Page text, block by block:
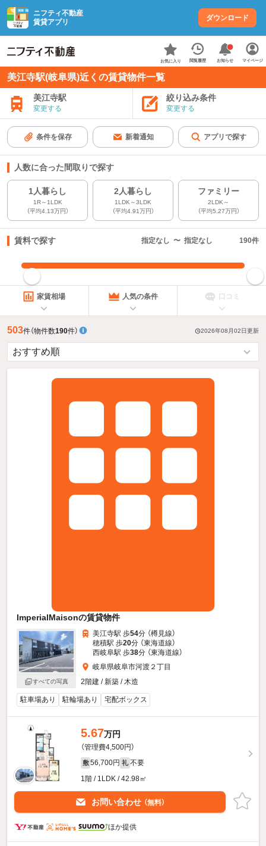
ニフティ不動産
賃貸アプリ
ダウンロード
お気に入り 閲覧履歴 お知らせ マイページ
美江寺駅(岐阜県)近くの賃貸物件一覧
美江寺駅
変更する
絞り込み条件
変更する
条件を保存 新着通知 アプリで探す
人数に合った間取りで探す
1人暮らし
1R～1LDK
（平均4.13万円）
2人暮らし
1LDK～3LDK
（平均4.91万円）
ファミリー
2LDK～
（平均5.27万円）
賃料で探す 指定なし 〜 指定なし 190件
指定した賃料で絞り込む
家賃相場 人気の条件 口コミ
503件（物件数190件） 2026年08月02日更新
ImperialMaisonの賃貸物件
すべての写真
美江寺駅 歩54分 （樽見線）
穂積駅 歩20分 （東海道線）
西岐阜駅 歩38分 （東海道線）
岐阜県岐阜市河渡２丁目
2階建 / 新築 / 木造
駐車場あり 駐輪場あり 宅配ボックス
5.67万円
（管理費4,500円）
敷 56,700円 礼 不要
1階 / 1LDK / 42.98㎡
お問い合わせ （無料）
ほか提供